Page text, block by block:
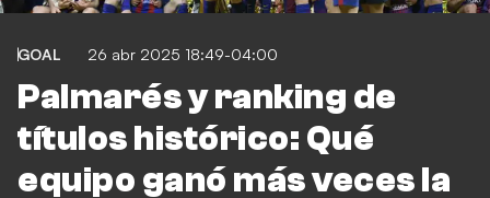
GOAL 26 abr 2025 18:49-04:00
Palmarés y ranking de
títulos histórico: Qué
equipo ganó más veces la